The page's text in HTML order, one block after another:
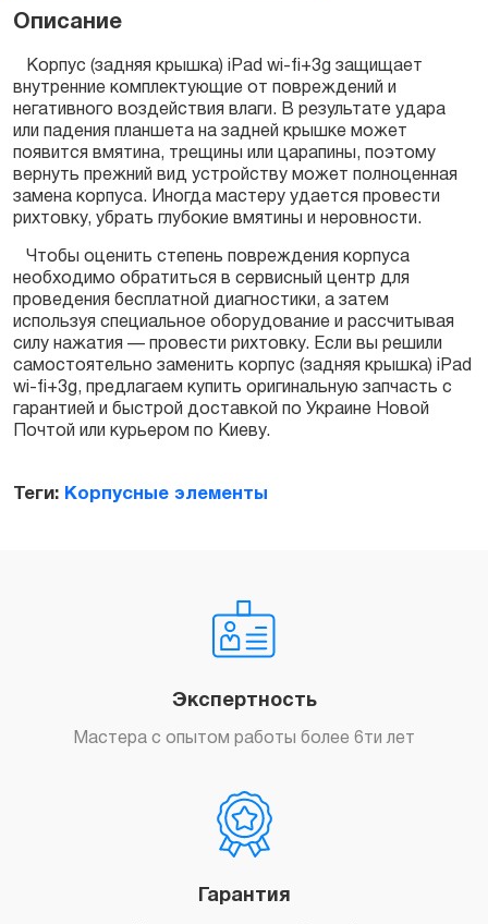
Описание
Корпус (задняя крышка) iPad wi-fi+3g защищает
внутренние комплектующие от повреждений и
негативного воздействия влаги. В результате удара
или падения планшета на задней крышке может
появится вмятина, трещины или царапины, поэтому
вернуть прежний вид устройству может полноценная
замена корпуса. Иногда мастеру удается провести
рихтовку, убрать глубокие вмятины и неровности.
Чтобы оценить степень повреждения корпуса
необходимо обратиться в сервисный центр для
проведения бесплатной диагностики, а затем
используя специальное оборудование и рассчитывая
силу нажатия — провести рихтовку. Если вы решили
самостоятельно заменить корпус (задняя крышка) iPad
wi-fi+3g, предлагаем купить оригинальную запчасть с
гарантией и быстрой доставкой по Украине Новой
Почтой или курьером по Киеву.
Теги: Корпусные элементы
Экспертность
Мастера с опытом работы более 6ти лет
Гарантия